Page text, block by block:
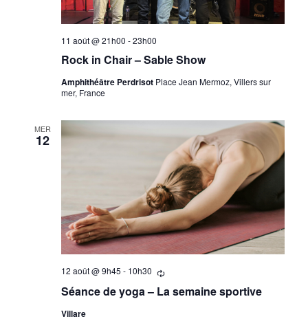
Rock in Chair – Sable Show
11 août @ 21h00 -23h00
Amphithéâtre Perdrisot Place Jean Mermoz, Villers sur
mer, France
MER
12
Séance de yoga – La semaine sportive
12 août @ 9h45 - 10h30
Se
Villare